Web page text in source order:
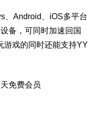
、Android、iOS多平台
备，可同时加速回国
游戏的同时还能支持YY
免费会员